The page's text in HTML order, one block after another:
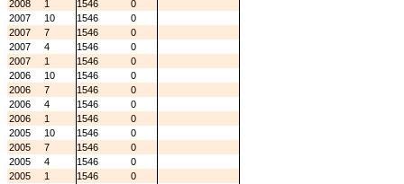
2008
1 1546
0
2007
10 1546
0
2007
7 1546
0
2007
4 1546
0
2007
1 1546
0
2006
10 1546
0
2006
7 1546
0
2006
4 1546
0
2006
1 1546
0
2005
10 1546
0
2005
7 1546
0
2005
4 1546
0
2005
1 1546
0